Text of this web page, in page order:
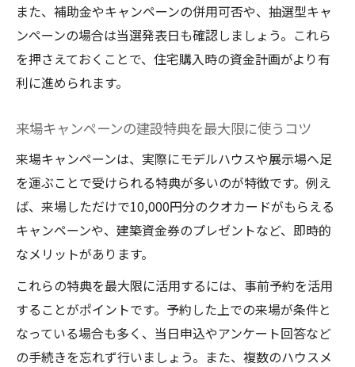
収集術
建設キャンペーンの賢い活用法と体験談紹
介
資金計画に役立つ建設キャンペーン徹底解説
建設キャンペーンで資金計画を有利に進め
建設予算に合わせたキャンペーン活用テク
建設資金を抑えるキャンペーン比較のコツ
建設で使える補助金とキャンペーンの違い
建設キャンペーンを活かした賢い資金計画
法
最新住宅キャンペーンの選び方と活用ポイント
また、補助金やキャンペーンの併用可否や、抽選型キャ
ンペーンの場合は当選発表日も確認しましょう。これら
を押さえておくことで、住宅購入時の資金計画がより有
利に進められます。
来場キャンペーンの建設特典を最大限に使うコツ
来場キャンペーンは、実際にモデルハウスや展示場へ足
を運ぶことで受けられる特典が多いのが特徴です。例え
ば、来場しただけで10,000円分のクオカードがもらえる
キャンペーンや、建築資金券のプレゼントなど、即時的
なメリットがあります。
これらの特典を最大限に活用するには、事前予約を活用
することがポイントです。予約した上での来場が条件と
なっている場合も多く、当日申込やアンケート回答など
の手続きを忘れず行いましょう。また、複数のハウスメ